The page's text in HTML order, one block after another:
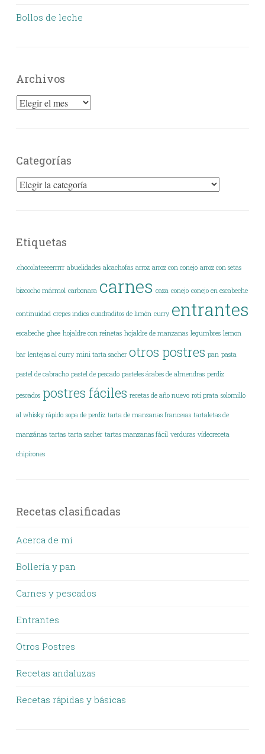
Bollos de leche
Archivos
Archivos
Categorías
Categorías
Etiquetas
.chocolateeeerrrrr abuelidades alcachofas arroz arroz con conejo arroz con setas
bizcocho mármol carbonara carnes caza conejo conejo en escabeche
continuidad crepes indios cuadraditos de limón curry entrantes
escabeche ghee hojaldre con reinetas hojaldre de manzanas legumbres lemon
bar lentejas al curry mini tarta sacher otros postres pan pasta
pastel de cabracho pastel de pescado pasteles árabes de almendras perdiz
pescados postres fáciles recetas de año nuevo roti prata solomillo
al whisky rápido sopa de perdiz tarta de manzanas francesas tartaletas de
manzánas tartas tarta sacher tartas manzanas fácil verduras vídeoreceta
chipirones
Recetas clasificadas
Acerca de mí
Bollería y pan
Carnes y pescados
Entrantes
Otros Postres
Recetas andaluzas
Recetas rápidas y básicas